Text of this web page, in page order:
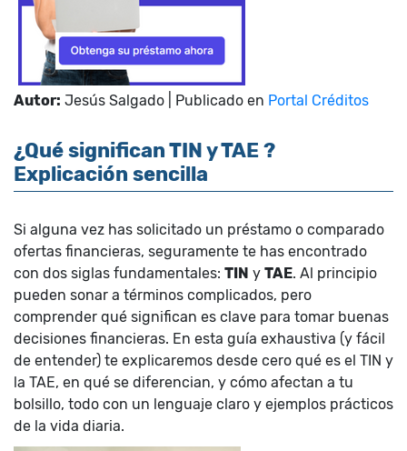
Autor: Jesús Salgado | Publicado en Portal Créditos
¿Qué significan TIN y TAE ?
Explicación sencilla
Si alguna vez has solicitado un préstamo o comparado
ofertas financieras, seguramente te has encontrado
con dos siglas fundamentales: TIN y TAE. Al principio
pueden sonar a términos complicados, pero
comprender qué significan es clave para tomar buenas
decisiones financieras. En esta guía exhaustiva (y fácil
de entender) te explicaremos desde cero qué es el TIN y
la TAE, en qué se diferencian, y cómo afectan a tu
bolsillo, todo con un lenguaje claro y ejemplos prácticos
de la vida diaria.